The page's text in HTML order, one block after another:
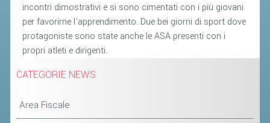
incontri dimostrativi e si sono cimentati con i più giovani
per favorirne l'apprendimento. Due bei giorni di sport dove
protagoniste sono state anche le ASA presenti con i
propri atleti e dirigenti.
CATEGORIE NEWS
Area Fiscale
COMMISSIONE ATLETI
TESSERAMENTO